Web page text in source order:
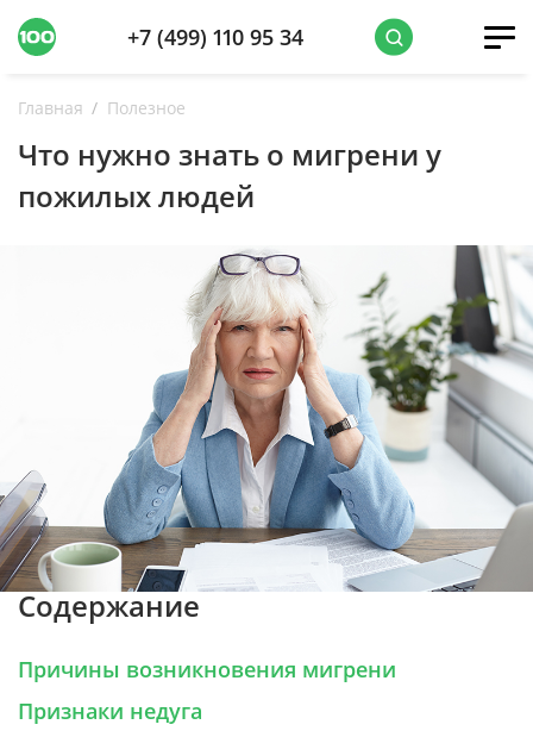
+7 (499) 110 95 34
Главная Полезное
Что нужно знать о мигрени у
пожилых людей
Содержание
Причины возникновения мигрени
Признаки недуга